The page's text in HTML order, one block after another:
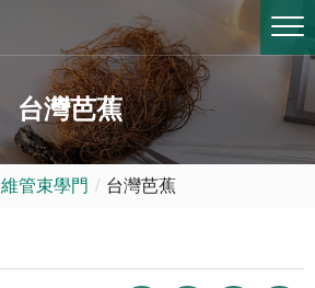
台灣芭蕉
維管束學門 台灣芭蕉